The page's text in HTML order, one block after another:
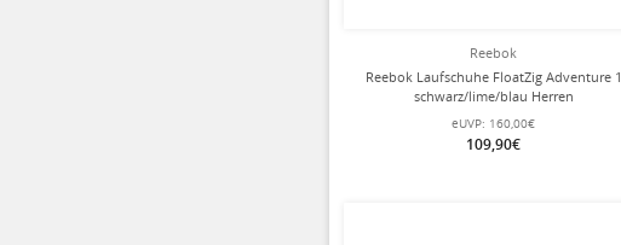
Reebok
Reebok Laufschuhe FloatZig Adventure 1
schwarz/lime/blau Herren
eUVP: 160,00€
109,90€